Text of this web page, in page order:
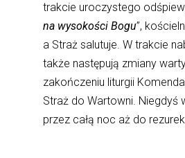
trakcie uroczystego
na wysokości Bogu”,
a Straż salutuje. W trakcie
także następują zmiany
zakończeniu liturgii
Straż do Wartowni. Niegdyś
przez całą noc aż do